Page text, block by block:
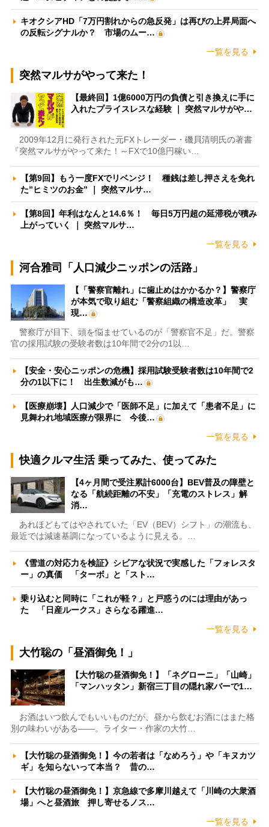
キオクシアHD「7万円割れからの急反発」は再びの上昇局面へ
の反転シグナルか？ 市場のムー…
一覧を見る
突然マルサがやって来た！
【最終回】1億6000万円の負債と引き換えに手に
入れたプライスレスな経験 ｜ 突然マルサがや…
2009年12月に発行された元FXトレーダー・磯貝清明氏の著書
『突然マルサがやって来た！～FXで10億円稼い…
【第9回】もう一度FXでリベンジ！ 種銭は差し押さえを免れ
た”ヒミツのお金” ｜ 突然マルサ…
【第8回】年利はなんと14.6％！ 毎日5万円超の延滞税が積み
上がっていく ｜ 突然マルサ…
一覧を見る
河合雅司「人口減少ニッポンの活路」
【「警察官離れ」に歯止めはかかるか？】警察庁
が本気で取り組む「警察組織の構造改革」 実
現…
警察庁が目下、頭を悩ませているのが「警察官不足」だ。警察
官の採用試験の受験者数は10年間で2分の1以…
【安全・安心ニッポンの危機】採用試験受験者数は10年間で2
分の1以下に！ 出生数減がも…
【医療崩壊】人口減少で「医師不足」に加えて「患者不足」に
見舞われ地域医療が限界に 今後…
一覧を見る
快適クルマ生活 乗ってみた、使ってみた
【4ヶ月間で受注累計6000台】BEV普及の障壁と
なる「航続距離の不安」「充電のストレス」解
消…
あれほどもてはやされていた「EV（BEV）シフト」の潮流も、
最近では減速基調になっているように見える。…
《雪道の対応力を検証》シビアな状況で実感した「フォレスタ
ー」の真価 「ターボ」と「スト…
乗り込むと同時に「これが軽？」と戸惑うのには理由があっ
た 「日産ルークス」さらなる躍進…
一覧を見る
大竹聡の「昼酒御免！」
【大竹聡の昼酒御免！】「ネグローニ」「山崎」
「マンハッタン」新宿三丁目の隠れ家バーで1…
お酒はいつ飲んでもいいものだが、昼から飲むお酒にはまた格
別の味わいがある――。ライター・作家の大竹…
【大竹聡の昼酒御免！】今の若者は「なめろう」や「キヌカツ
ギ」を知らないって本当？ 昔の…
【大竹聡の昼酒御免！】京急線で多摩川越えて「川崎の大衆酒
場」へと昼酒旅 押し寄せるノス…
一覧を見る